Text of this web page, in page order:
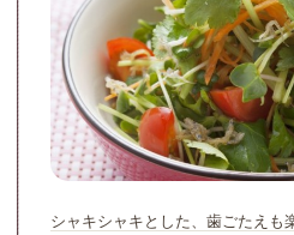
シャキシャキとした、歯ごたえ